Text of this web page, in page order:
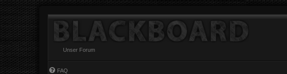
Unser Forum
FAQ